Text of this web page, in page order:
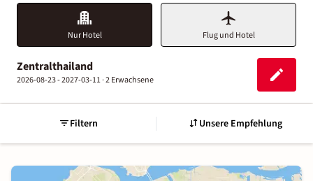
Nur Hotel Flug und Hotel
Zentralthailand
2026-08-23 - 2027-03-11 ·2 Erwachsene
Filtern Unsere Empfehlung